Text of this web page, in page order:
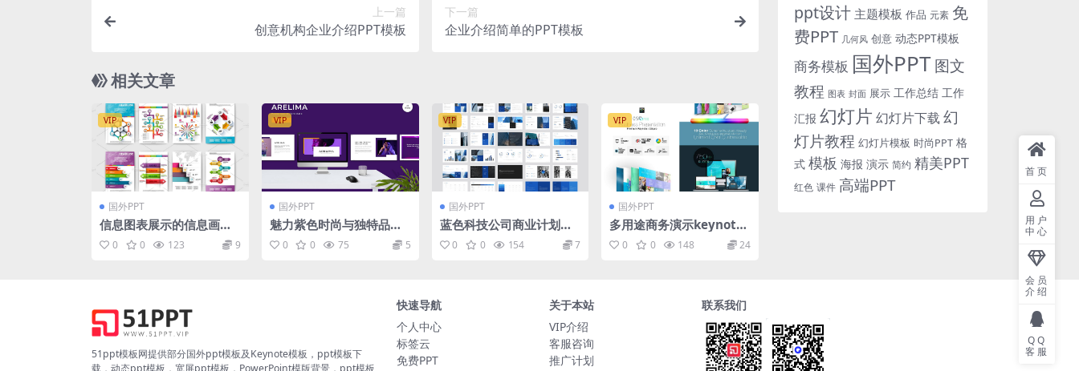
上一篇
创意机构企业介绍PPT模板
下一篇
企业介绍简单的PPT模板
相关文章
VIP
国外PPT
信息图表展示的信息画册
模板 Set of Infographic
brochures
0 0 123 9
VIP
国外PPT
魅力紫色时尚与独特品味
展现ppt模板
0 0 75 5
VIP
国外PPT
蓝色科技公司商业计划书P
PT模板
0 0 154 7
VIP
国外PPT
多用途商务演示keynote
主题模板
0 0 148 24
ppt设计 主题模板 作品 元素 免
费PPT 几何风 创意 动态PPT模板
商务模板 国外PPT图文
教程 图表 封面 展示 工作总结 工作
汇报 幻灯片 幻灯片下载 幻
灯片教程 幻灯片模板 时尚PPT 格
式 模板 海报 演示 简约 精美PPT
红色 课件 高端PPT
51ppt模板网提供部分国外ppt模板及Keynote模板，ppt模板下
快速导航
个人中心
标签云
免费PPT
关于本站
VIP介绍
客服咨询
推广计划
联系我们
首页
用户
中心
会员
介绍
QQ
客服